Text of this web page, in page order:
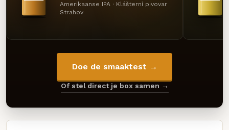
Amerikaanse IPA · Klášterní pivovar
Strahov
Doe de smaaktest →
Of stel direct je box samen →